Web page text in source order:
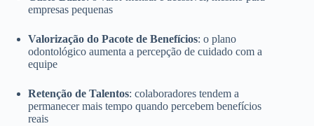
empresas pequenas
Valorização do Pacote de Benefícios: o plano
odontológico aumenta a percepção de cuidado com a
equipe
Retenção de Talentos: colaboradores tendem a
permanecer mais tempo quando percebem benefícios
reais